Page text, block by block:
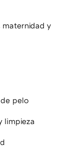
maternidad y
pelo
limpieza